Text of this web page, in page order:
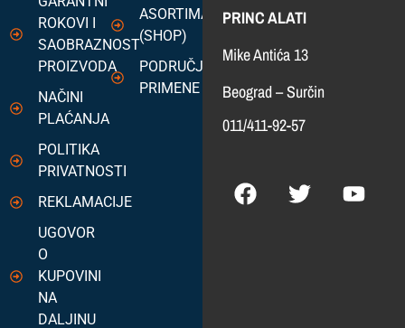
ROKOVI I
SAOBRAZNOST
PROIZVODA
NAČINI
PLAĆANJA
POLITIKA
PRIVATNOSTI
REKLAMACIJE
UGOVOR
O
KUPOVINI
NA
DALJINU
ASORTIMAN
(SHOP)
PODRUČJA
PRIMENE
PRINC ALATI
Mike Antića 13
Beograd – Surčin
011/411-92-57